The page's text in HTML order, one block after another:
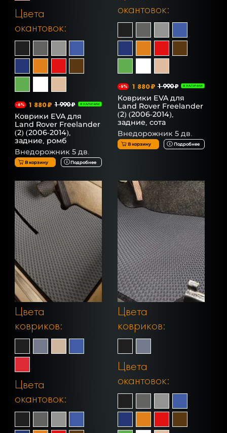
Цвета
окантовок:
-6% 1 880 ₽ 1 990 ₽ В НАЛИЧИИ
Коврики EVA для
Land Rover Freelander
(2) (2006-2014),
задние, ромб
Внедорожник 5 дв.
В корзину Подробнее
окантовок:
-6% 1 880 ₽ 1 990 ₽ В НАЛИЧИИ
Коврики EVA для
Land Rover Freelander
(2) (2006-2014),
задние, сота
Внедорожник 5 дв.
В корзину Подробнее
Цвета
ковриков:
Цвета
окантовок:
Цвета
ковриков:
Цвета
окантовок: